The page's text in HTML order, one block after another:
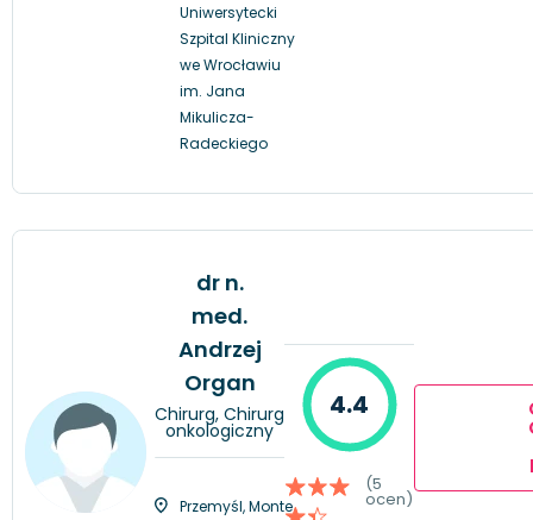
Uniwersytecki
Szpital Kliniczny
we Wrocławiu
im. Jana
Mikulicza-
Radeckiego
dr n.
med.
Andrzej
Organ
Chirurg, Chirurg
onkologiczny
Przemyśl, Monte
4.4
(5
ocen)